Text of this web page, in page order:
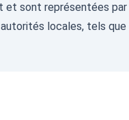
et sont représentées
locales, tels que